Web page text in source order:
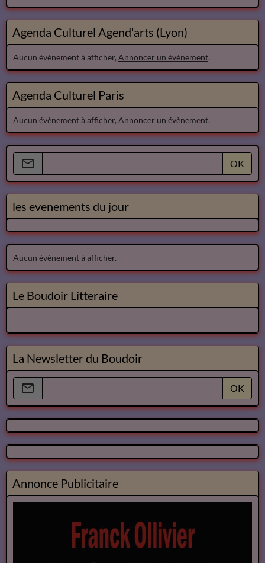
Agenda Culturel Agend'arts (Lyon)
Aucun évènement à afficher, Annoncer un évènement.
Agenda Culturel Paris
Aucun évènement à afficher, Annoncer un évènement.
OK
les evenements du jour
Aucun évènement à afficher.
Le Boudoir Litteraire
La Newsletter du Boudoir
OK
Annonce Publicitaire